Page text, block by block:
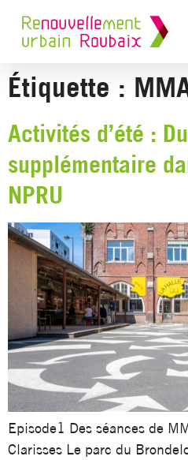
Étiquette :
Activités d’été :
supplémentaire
NPRU
Episode1 Des séances de
Clarisses Le parc du